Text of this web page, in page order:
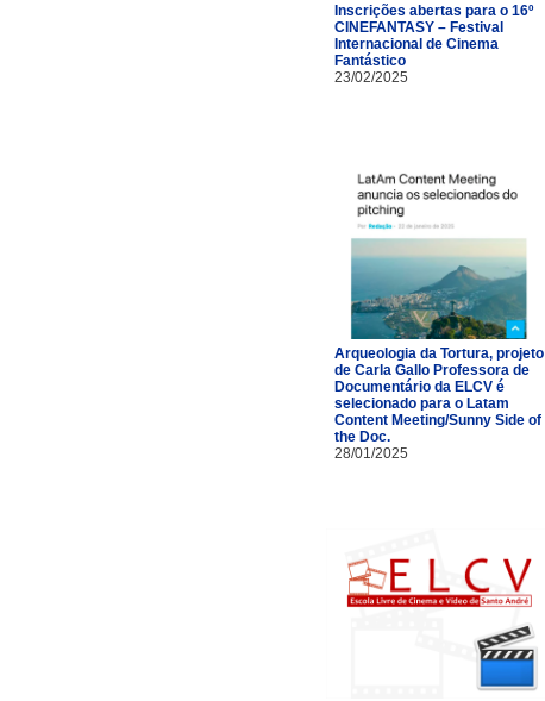
Inscrições abertas para o 16º
CINEFANTASY – Festival
Internacional de Cinema
Fantástico
23/02/2025
Arqueologia da Tortura, projeto
de Carla Gallo Professora de
Documentário da ELCV é
selecionado para o Latam
Content Meeting/Sunny Side of
the Doc.
28/01/2025